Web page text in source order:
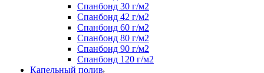
Спанбонд 30 г/м2
Спанбонд 42 г/м2
Спанбонд 60 г/м2
Спанбонд 80 г/м2
Спанбонд 90 г/м2
Спанбонд 120 г/м2
Капельный полив